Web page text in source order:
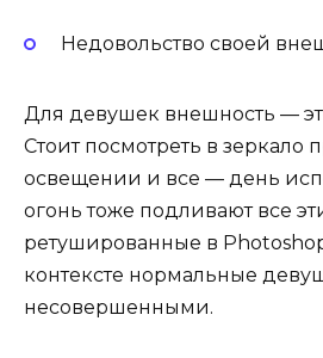
Недовольство своей
Для девушек внешность —
Стоит посмотреть в зеркало
освещении и все — день
огонь тоже подливают все
ретушированные в
контексте нормальные
несовершенными.